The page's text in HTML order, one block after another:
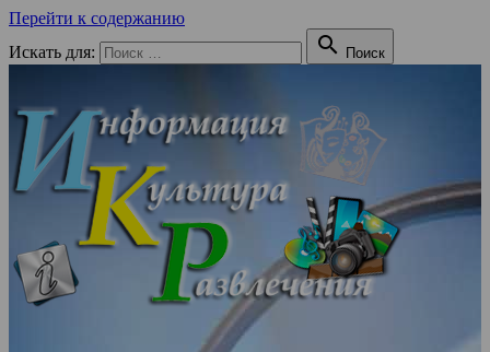
Перейти к содержанию
Искать для:
 Поиск